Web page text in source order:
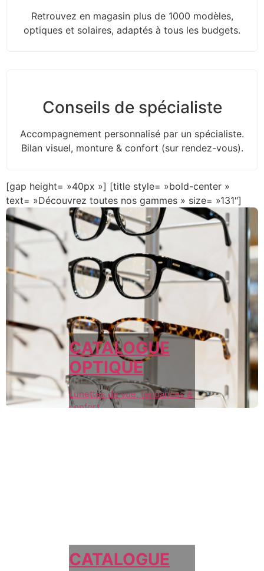
Retrouvez en magasin plus de 1000 modèles,
optiques et solaires, adaptés à tous les budgets.
Conseils de spécialiste
Accompagnement personnalisé par un spécialiste.
Bilan visuel, monture & confort (sur rendez-vous).
[gap height= »40px »] [title style= »bold-center »
text= »Découvrez toutes nos gammes » size= »131″]
CATALOGUE
OPTIQUE
Lunettes de vue, tendances &
confort
CATALOGUE